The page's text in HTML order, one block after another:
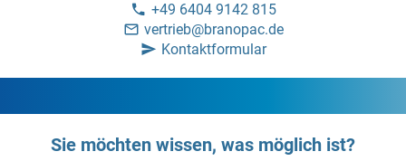
+49 6404 9142 815
vertrieb@branopac.de
Kontaktformular
Sie möchten wissen, was möglich ist?